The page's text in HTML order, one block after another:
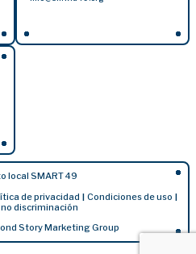
local SMART 49
de privacidad | Condiciones de uso |
discriminación
Story Marketing Group